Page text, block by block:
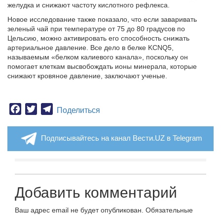
желудка и снижают частоту кислотного рефлекса.
Новое исследование также показало, что если заваривать
зеленый чай при температуре от 75 до 80 градусов по
Цельсию, можно активировать его способность снижать
артериальное давление. Все дело в белке KCNQ5,
называемым «белком калиевого канала», поскольку он
помогает клеткам высвобождать ионы минерала, которые
снижают кровяное давление, заключают ученые.
Facebook
TwitterTelegram
Поделиться
Подписывайтесь на канал Вести.UZ в Telegram
Добавить комментарий
Ваш адрес email не будет опубликован. Обязательные